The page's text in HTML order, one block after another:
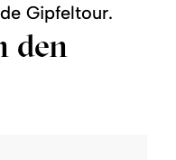
Gipfeltour.
den